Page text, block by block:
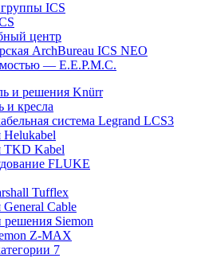
ICS
центр
ArchBureau ICS NEO
— E.E.P.M.C.
и решения Knürr
и кресла
система Legrand LCS3
Helukabel
TKD Kabel
FLUKE
Tufflex
Cable
Siemon
Z-MAX
7